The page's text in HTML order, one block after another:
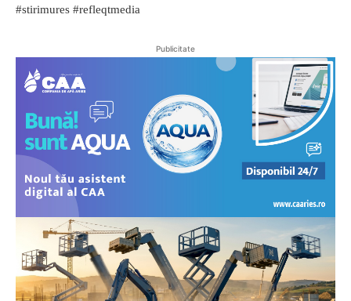
#stirimures #refleqtmedia
Publicitate